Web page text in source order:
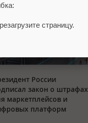
России
закон о штрафах
маркетплейсов и
платформ
страницу.